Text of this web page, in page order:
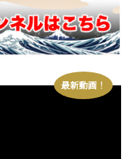
最新動画！